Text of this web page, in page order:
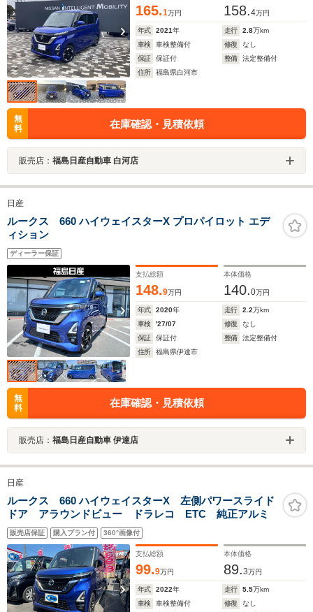
165.1万円 158.4万円
年式 2021年 走行 2.8万km
車検
車検整備付 修復
なし
保証
保証付 整備
法定整備付
住所
福島県白河市
無
料
在庫確認・見積依頼
販売店： 福島日産自動車 白河店
日産
ルークス 660 ハイウェイスターX プロパイロット エデ
ィション
ディーラー保証
支払総額
148.9万円
本体価格
140.0万円
年式 2020年 走行 2.2万km
車検
'27/07 修復
なし
保証
保証付 整備
法定整備付
住所
福島県伊達市
無
料
在庫確認・見積依頼
販売店： 福島日産自動車 伊達店
日産
ルークス 660 ハイウェイスターX 左側パワースライド
ドア アラウンドビュー ドラレコ ETC 純正アルミ
販売店保証 購入プラン付 360°画像付
支払総額
99.9万円
本体価格
89.3万円
年式 2022年 走行 5.5万km
車検
車検整備付 修復
なし